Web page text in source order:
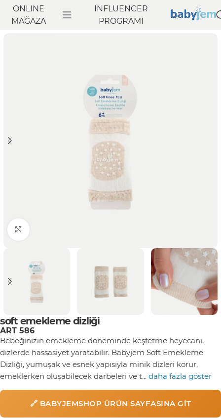
ONLINE
MAĞAZA
INFLUENCER
PROGRAMI
Anasayfa Uyku Diğer Uyku Ve Ev Ürünleri
soft emekleme dizliği
ART 586
Bebeğinizin emekleme döneminde keşfetme heyecanı,
dizlerde hassasiyet yaratabilir. Babyjem Soft Emekleme
Dizliği, yumuşak ve esnek yapısıyla minik dizleri korur,
emeklerken oluşabilecek darbeleri ve t... daha fazla göster
🔗 BABYJEMSHOP ÜRÜN SAYFASINA GIT